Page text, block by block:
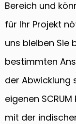
Bereich und
für Ihr Projekt
uns bleiben Sie
bestimmten
der Abwicklung
eigenen
mit der